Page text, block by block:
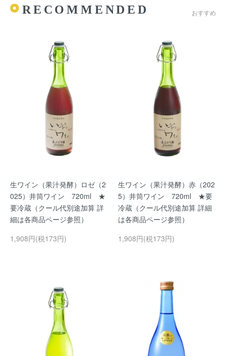
RECOMMENDED おすすめ
生ワイン（果汁発酵）ロゼ（2
025）井筒ワイン 720ml ★
要冷蔵（クール代別途加算 詳
細は各商品ページ参照）
1,908円(税173円)
生ワイン（果汁発酵）赤（202
5）井筒ワイン 720ml ★要
冷蔵（クール代別途加算 詳細
は各商品ページ参照）
1,908円(税173円)